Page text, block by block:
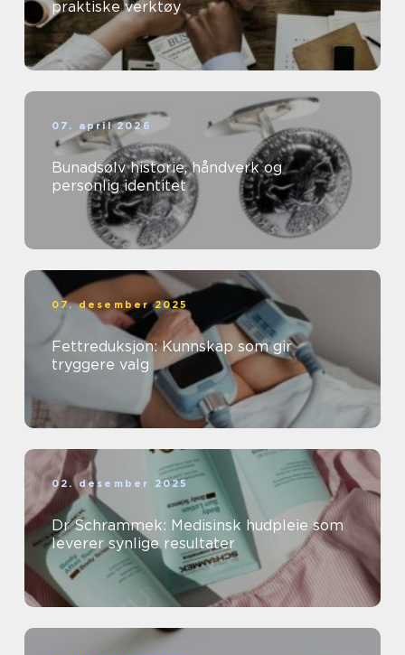
praktiske verktøy
07. april 2026
Bunadsølv historie, håndverk og
personlig identitet
07. desember 2025
Fettreduksjon: Kunnskap som gir
tryggere valg
02. desember 2025
Dr Schrammek: Medisinsk hudpleie som
leverer synlige resultater